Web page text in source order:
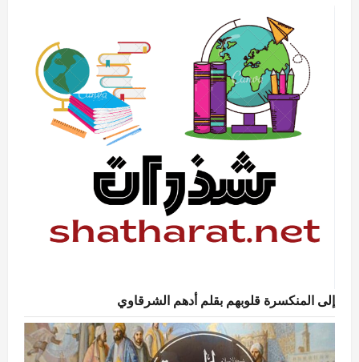
إلى المنكسرة قلوبهم بقلم أدهم الشرقاوي